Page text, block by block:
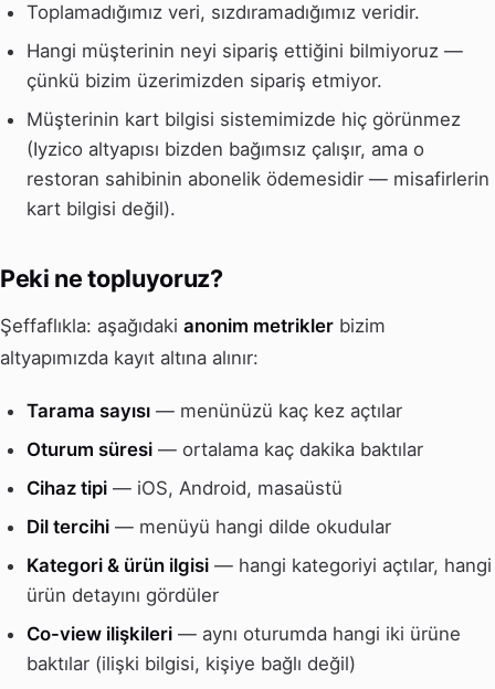
Toplamadığımız veri, sızdıramadığımız veridir.
Hangi müşterinin neyi sipariş ettiğini bilmiyoruz —
çünkü bizim üzerimizden sipariş etmiyor.
Müşterinin kart bilgisi sistemimizde hiç görünmez
(Iyzico altyapısı bizden bağımsız çalışır, ama o
restoran sahibinin abonelik ödemesidir — misafirlerin
kart bilgisi değil).
Peki ne topluyoruz?
Şeffaflıkla: aşağıdaki anonim metrikler bizim
altyapımızda kayıt altına alınır:
Tarama sayısı — menünüzü kaç kez açtılar
Oturum süresi — ortalama kaç dakika baktılar
Cihaz tipi — iOS, Android, masaüstü
Dil tercihi — menüyü hangi dilde okudular
Kategori & ürün ilgisi — hangi kategoriyi açtılar, hangi
ürün detayını gördüler
Co-view ilişkileri — aynı oturumda hangi iki ürüne
baktılar (ilişki bilgisi, kişiye bağlı değil)